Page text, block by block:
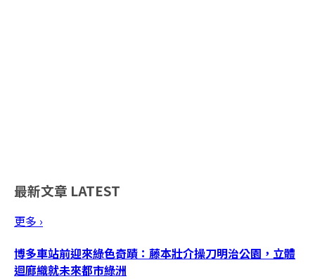
最新文章 LATEST
更多 ›
博多車站前迎來綠色奇蹟：藤本壯介操刀明治公園，立體
迴廊織就未來都市綠洲